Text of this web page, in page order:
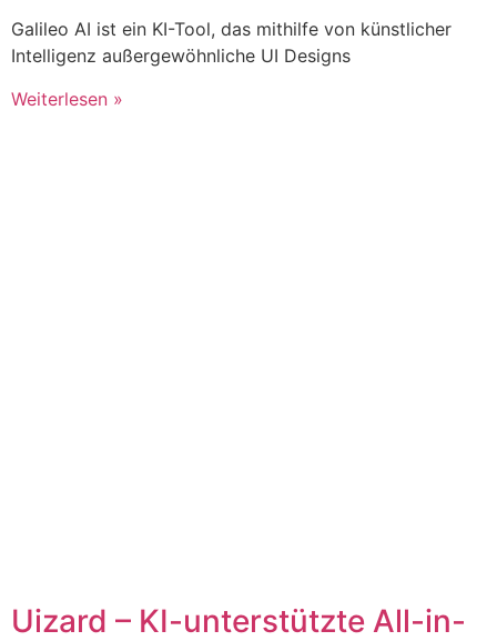
Galileo AI ist ein KI-Tool, das mithilfe von künstlicher
Intelligenz außergewöhnliche UI Designs
Weiterlesen »
Uizard – KI-unterstützte All-in-